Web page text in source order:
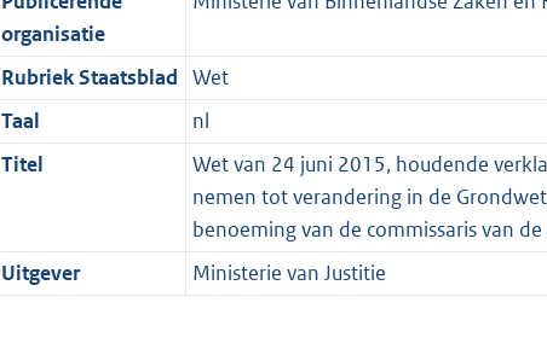
organisatie
Rubriek Staatsblad Wet
Taal
nl
Titel
Wet van 24 juni 2015, houdende
nemen tot verandering in de
benoeming van de commissaris van
Uitgever
Ministerie van Justitie